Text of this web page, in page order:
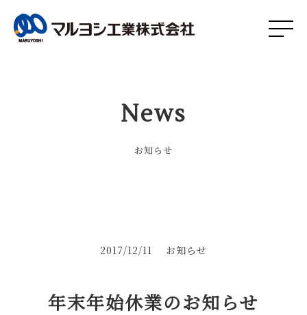
News
お知らせ
2017/12/11 お知らせ
年末年始休業のお知らせ